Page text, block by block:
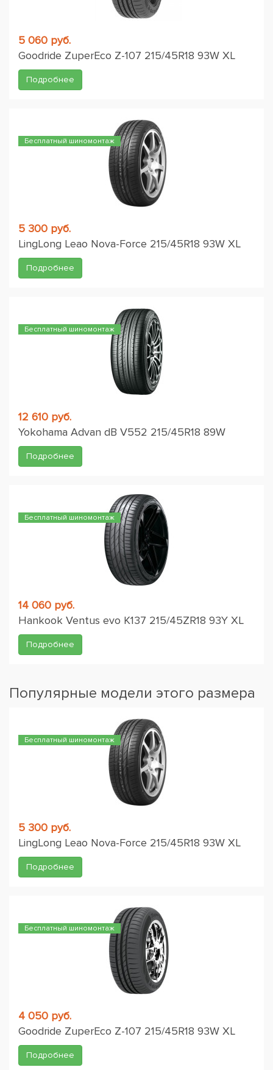
5 060 руб.
Goodride ZuperEco Z-107 215/45R18 93W XL
Подробнее
Бесплатный шиномонтаж
5 300 руб.
LingLong Leao Nova-Force 215/45R18 93W XL
Подробнее
Бесплатный шиномонтаж
12 610 руб.
Yokohama Advan dB V552 215/45R18 89W
Подробнее
Бесплатный шиномонтаж
14 060 руб.
Hankook Ventus evo K137 215/45ZR18 93Y XL
Подробнее
Популярные модели этого размера
Бесплатный шиномонтаж
5 300 руб.
LingLong Leao Nova-Force 215/45R18 93W XL
Подробнее
Бесплатный шиномонтаж
4 050 руб.
Goodride ZuperEco Z-107 215/45R18 93W XL
Подробнее